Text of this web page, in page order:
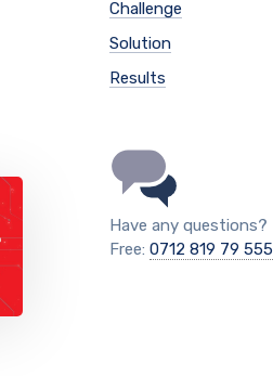
Challenge
Solution
Results
Have any questions?
Free: 0712 819 79 555